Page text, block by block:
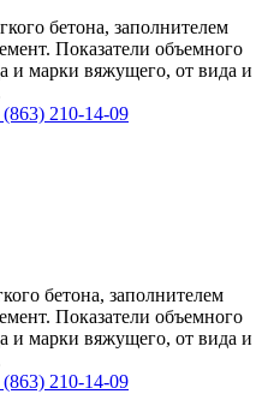
бетона, заполнителем
Показатели объемного
и марки вяжущего, от вида и
210-14-09
бетона, заполнителем
Показатели объемного
и марки вяжущего, от вида и
210-14-09